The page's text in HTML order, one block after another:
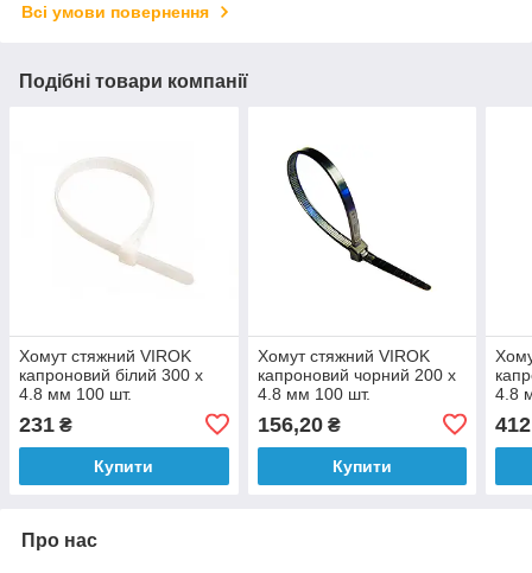
Всі умови повернення
Подібні товари компанії
Хомут стяжний VIROK
капроновий білий 300 х
4.8 мм 100 шт.
231 ₴
Купити
Хомут стяжний VIROK
капроновий чорний 200 х
4.8 мм 100 шт.
156,20₴
Купити
4.8
412
Про нас